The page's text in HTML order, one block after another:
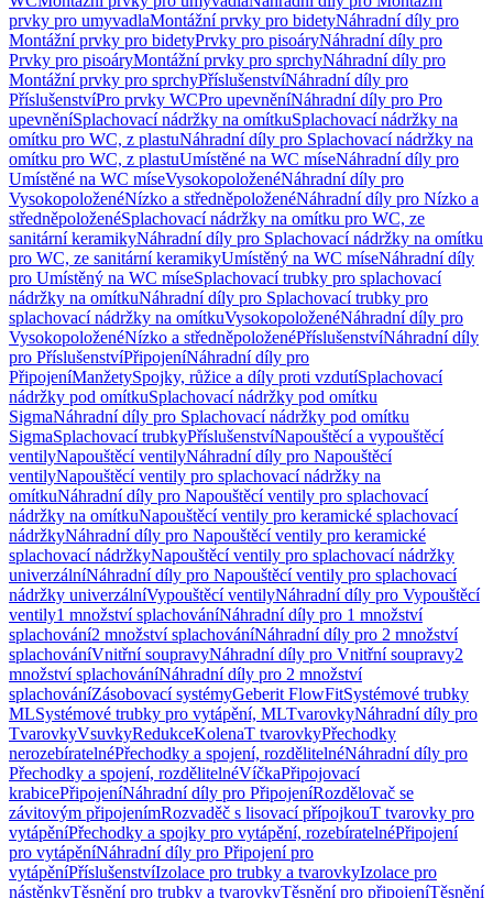
prvky pro umyvadlaMontážní prvky pro bidetyNáhradní díly pro
Montážní prvky pro bidetyPrvky pro pisoáryNáhradní díly pro
Prvky pro pisoáryMontážní prvky pro sprchyNáhradní díly pro
Montážní prvky pro sprchyPříslušenstvíNáhradní díly pro
PříslušenstvíPro prvky WCPro upevněníNáhradní díly pro Pro
upevněníSplachovací nádržky na omítkuSplachovací nádržky na
omítku pro WC, z plastuNáhradní díly pro Splachovací nádržky na
omítku pro WC, z plastuUmístěné na WC míseNáhradní díly pro
Umístěné na WC míseVysokopoloženéNáhradní díly pro
VysokopoloženéNízko a středněpoloženéNáhradní díly pro Nízko a
středněpoloženéSplachovací nádržky na omítku pro WC, ze
sanitární keramikyNáhradní díly pro Splachovací nádržky na omítku
pro WC, ze sanitární keramikyUmístěný na WC míseNáhradní díly
pro Umístěný na WC míseSplachovací trubky pro splachovací
nádržky na omítkuNáhradní díly pro Splachovací trubky pro
splachovací nádržky na omítkuVysokopoloženéNáhradní díly pro
VysokopoloženéNízko a středněpoloženéPříslušenstvíNáhradní díly
pro PříslušenstvíPřipojeníNáhradní díly pro
PřipojeníManžetySpojky, růžice a díly proti vzdutíSplachovací
nádržky pod omítkuSplachovací nádržky pod omítku
SigmaNáhradní díly pro Splachovací nádržky pod omítku
SigmaSplachovací trubkyPříslušenstvíNapouštěcí a vypouštěcí
ventilyNapouštěcí ventilyNáhradní díly pro Napouštěcí
ventilyNapouštěcí ventily pro splachovací nádržky na
omítkuNáhradní díly pro Napouštěcí ventily pro splachovací
nádržky na omítkuNapouštěcí ventily pro keramické splachovací
nádržkyNáhradní díly pro Napouštěcí ventily pro keramické
splachovací nádržkyNapouštěcí ventily pro splachovací nádržky
univerzálníNáhradní díly pro Napouštěcí ventily pro splachovací
nádržky univerzálníVypouštěcí ventilyNáhradní díly pro Vypouštěcí
ventily1 množství splachováníNáhradní díly pro 1 množství
splachování2 množství splachováníNáhradní díly pro 2 množství
splachováníVnitřní soupravyNáhradní díly pro Vnitřní soupravy2
množství splachováníNáhradní díly pro 2 množství
splachováníZásobovací systémyGeberit FlowFitSystémové trubky
MLSystémové trubky pro vytápění, MLTvarovkyNáhradní díly pro
TvarovkyVsuvkyRedukceKolenaT tvarovkyPřechodky
nerozebíratelnéPřechodky a spojení, rozdělitelnéNáhradní díly pro
Přechodky a spojení, rozdělitelnéVíčkaPřipojovací
krabicePřipojeníNáhradní díly pro PřipojeníRozdělovač se
závitovým připojenímRozvaděč s lisovací přípojkouT tvarovky pro
vytápěníPřechodky a spojky pro vytápění, rozebíratelnéPřipojení
pro vytápěníNáhradní díly pro Připojení pro
vytápěníPříslušenstvíIzolace pro trubky a tvarovkyIzolace pro
nástěnkyTěsnění pro trubky a tvarovkyTěsnění pro připojeníTěsnění